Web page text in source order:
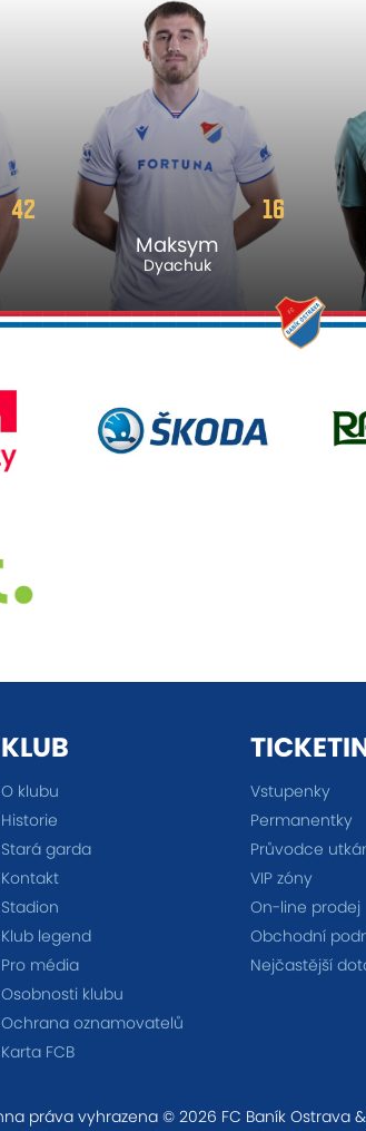
42 16
Maksym
Dyachuk
KLUB
O klubu
Historie
Stará garda
Kontakt
Stadion
Klub legend
Pro média
Osobnosti klubu
Ochrana oznamovatelů
Karta FCB
Vstupenky
Permanentky
Průvodce
VIP zóny
On-line prodej
Obchodní
Nejčastější
práva vyhrazena © 2026 FC Baník Ostrava &